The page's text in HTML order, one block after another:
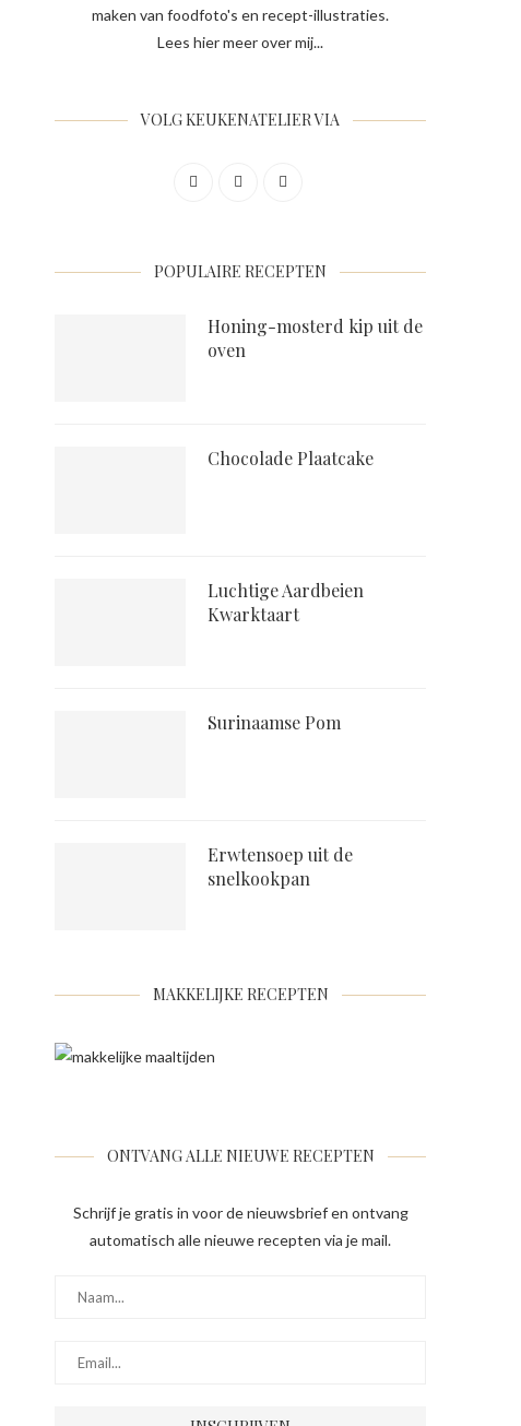
maken van foodfoto's en recept-illustraties.
Lees hier meer over mij...
VOLG KEUKENATELIER VIA
POPULAIRE RECEPTEN
Honing-mosterd kip uit de
oven
Chocolade Plaatcake
Luchtige Aardbeien
Kwarktaart
Surinaamse Pom
Erwtensoep uit de
snelkookpan
MAKKELIJKE RECEPTEN
ONTVANG ALLE NIEUWE RECEPTEN
Schrijf je gratis in voor de nieuwsbrief en ontvang
automatisch alle nieuwe recepten via je mail.